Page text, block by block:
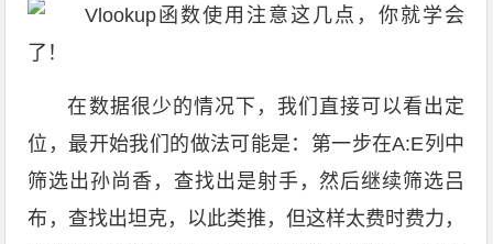
在数据很少的情况下，我们直接可以看出定
位，最开始我们的做法可能是：第一步在A:E列中
筛选出孙尚香，查找出是射手，然后继续筛选吕
布，查找出坦克，以此类推，但这样太费时费力，